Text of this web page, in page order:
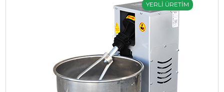
YERLİ ÜRETİM